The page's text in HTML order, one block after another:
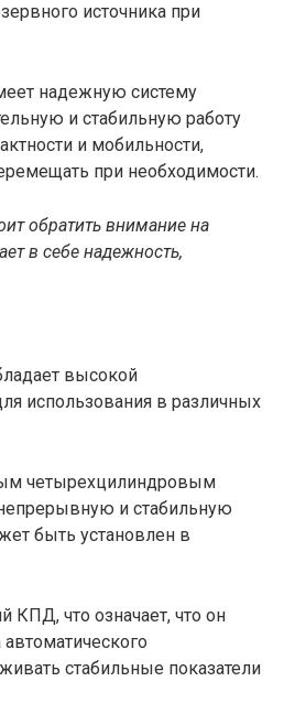
источника при
надежную систему
и стабильную работу
и мобильности,
при необходимости.
обратить внимание на
в себе надежность,
высокой
использования в различных
четырехцилиндровым
и стабильную
быть установлен в
КПД, что означает, что он
стабильные показатели